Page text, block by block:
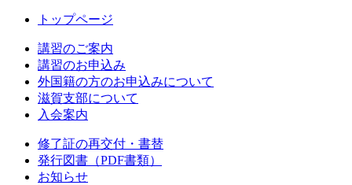
トップページ
講習のご案内
講習のお申込み
外国籍の方のお申込みについて
滋賀支部について
入会案内
修了証の再交付・書替
発行図書（PDF書類）
お知らせ